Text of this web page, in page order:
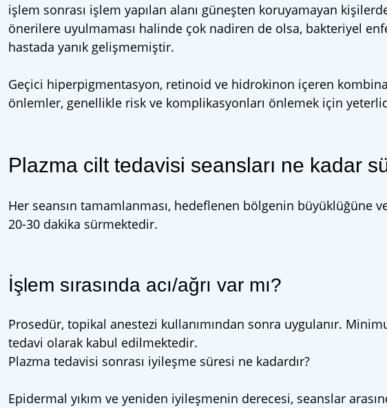
işlem sonrası işlem yapılan alanı güneşten koruyamayan
önerilere uyulmaması halinde çok nadiren de olsa, bakteriyel
hastada yanık gelişmemiştir.
Geçici hiperpigmentasyon, retinoid ve hidrokinon içeren
önlemler, genellikle risk ve komplikasyonları önlemek için
Plazma cilt tedavisi seansları ne kadar
Her seansın tamamlanması, hedeflenen bölgenin
20-30 dakika sürmektedir.
İşlem sırasında acı/ağrı var mı?
Prosedür, topikal anestezi kullanımından sonra uygulanır.
tedavi olarak kabul edilmektedir.
Plazma tedavisi sonrası iyileşme süresi ne kadardır?
Epidermal yıkım ve yeniden iyileşmenin derecesi, seanslar